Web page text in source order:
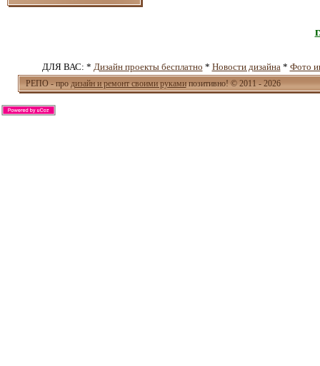
ДЛЯ ВАС: * Дизайн проекты бесплатно * Новости дизайна* Фото
РЕПО - продизайн и ремонт своими рукамипозитивно! © 2011 - 2026